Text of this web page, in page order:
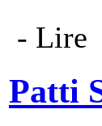
- Lire
Patti